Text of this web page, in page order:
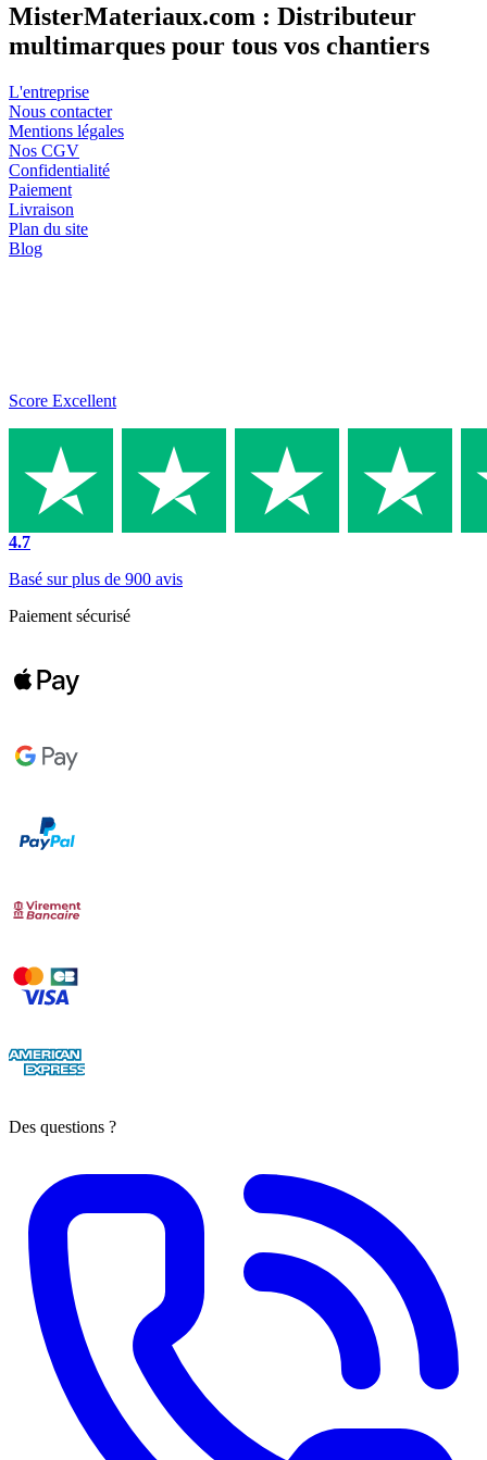
MisterMateriaux.com : Distributeur
multimarques pour tous vos chantiers
L'entreprise
Nous contacter
Mentions légales
Nos CGV
Confidentialité
Paiement
Livraison
Plan du site
Blog
Score Excellent
4.7
Basé sur plus de 900 avis
Paiement sécurisé
Des questions ?